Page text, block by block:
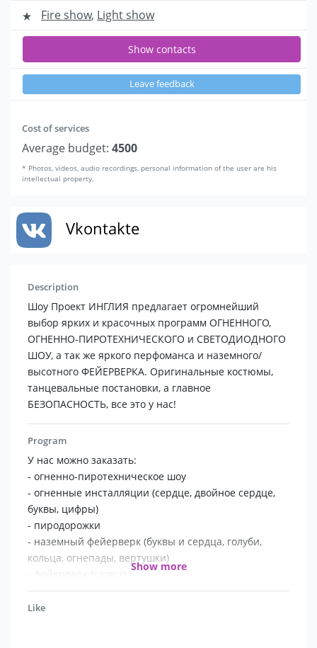
Fire show, Light show
Show contacts
Leave feedback
Cost of services
Average budget: 4500
* Photos, videos, audio recordings, personal information of the user are his
intellectual property.
Vkontakte
Description
Шоу Проект ИНГЛИЯ предлагает огромнейший
выбор ярких и красочных программ ОГНЕННОГО,
ОГНЕННО-ПИРОТЕХНИЧЕСКОГО и СВЕТОДИОДНОГО
ШОУ, а так же яркого перфоманса и наземного/
высотного ФЕЙЕРВЕРКА. Оригинальные костюмы,
танцевальные постановки, а главное
БЕЗОПАСНОСТЬ, все это у нас!
Program
У нас можно заказать:
- огненно-пиротехническое шоу
- огненные инсталляции (сердце, двойное сердце,
буквы, цифры)
- пиродорожки
- наземный фейерверк (буквы и сердца, голуби,
кольца, огнепады, вертушки)
- фейерверк (салют)
- светодиодное шоу ( световое, light show, freak
perfomance, light go-go)
Show more
Like